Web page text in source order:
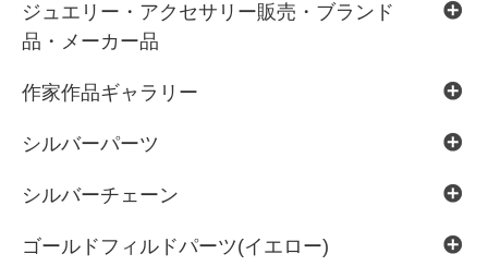
ジュエリー・アクセサリー販売・ブランド
品・メーカー品
作家作品ギャラリー
シルバーパーツ
シルバーチェーン
ゴールドフィルドパーツ(イエロー)